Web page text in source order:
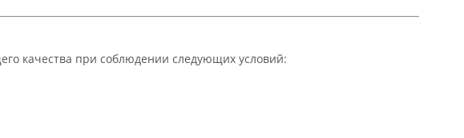
качества при соблюдении следующих условий: